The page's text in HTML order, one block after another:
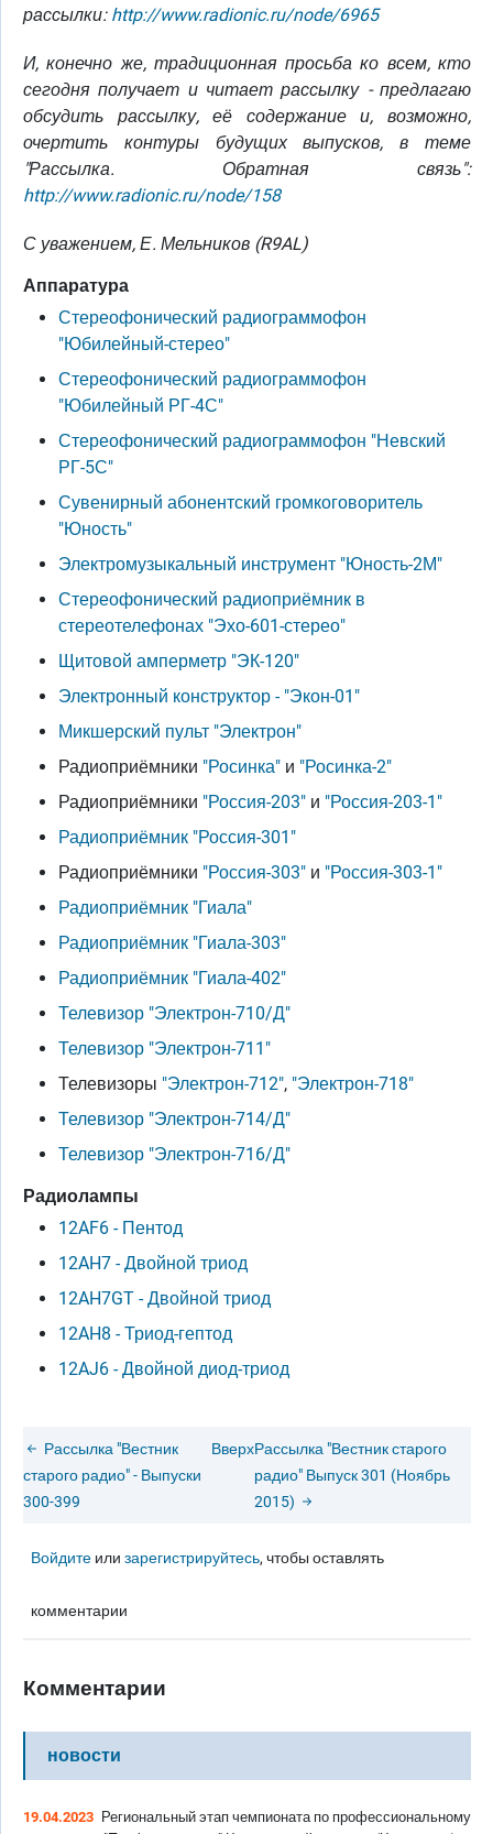
рассылки: http://www.radionic.ru/node/6965
И, конечно же, традиционная просьба ко всем, кто
сегодня получает и читает рассылку - предлагаю
обсудить рассылку, её содержание и, возможно,
очертить контуры будущих выпусков, в теме
"Рассылка. Обратная связь":
http://www.radionic.ru/node/158
С уважением, Е. Мельников (R9AL)
Аппаратура
Стереофонический радиограммофон
"Юбилейный-стерео"
Стереофонический радиограммофон
"Юбилейный РГ-4С"
Стереофонический радиограммофон "Невский
РГ-5С"
Сувенирный абонентский громкоговоритель
"Юность"
Электромузыкальный инструмент "Юность-2М"
Стереофонический радиоприёмник в
стереотелефонах "Эхо-601-стерео"
Щитовой амперметр "ЭК-120"
Электронный конструктор - "Экон-01"
Микшерский пульт "Электрон"
Радиоприёмники "Росинка" и "Росинка-2"
Радиоприёмники "Россия-203" и "Россия-203-1"
Радиоприёмник "Россия-301"
Радиоприёмники "Россия-303" и "Россия-303-1"
Радиоприёмник "Гиала"
Радиоприёмник "Гиала-303"
Радиоприёмник "Гиала-402"
Телевизор "Электрон-710/Д"
Телевизор "Электрон-711"
Телевизоры "Электрон-712", "Электрон-718"
Телевизор "Электрон-714/Д"
Телевизор "Электрон-716/Д"
Радиолампы
12AF6 - Пентод
12AH7 - Двойной триод
12AH7GT - Двойной триод
12AH8 - Триод-гептод
12AJ6 - Двойной диод-триод
Рассылка "Вестник
старого радио" - Выпуски
300-399
ВверхРассылка "Вестник старого
радио" Выпуск 301 (Ноябрь
2015)
Войдите илизарегистрируйтесь, чтобы оставлять
комментарии
Комментарии
новости
19.04.2023 Региональный этап чемпионата по профессиональному